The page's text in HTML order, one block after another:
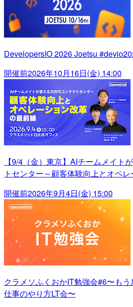
DevelopersIO 2026 Joetsu
開催前2026年10月16日(金) 14:00
【9/4（金）東京】AIチームメイト
トセンター～顧客体験向上とオペ
開催前2026年9月4日(金) 15:00
クラメソふくおかIT勉強会#6〜も
仕事のやり方LT会〜